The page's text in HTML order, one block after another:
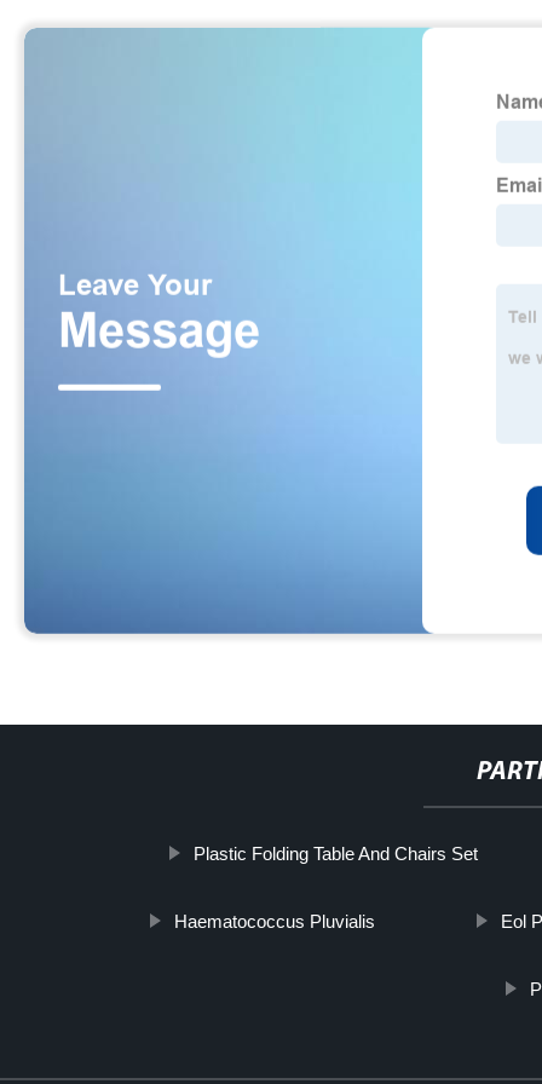
Plastic Folding Table And Chairs Set
Haematococcus Pluvialis Eol